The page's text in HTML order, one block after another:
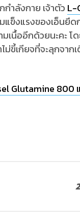
ำลังกาย เจ้าตัว L-
แข็งแรงของเอ็นยึ
เนื้ออีกด้วยนะคะ
ม่ขี้เกียจที่จะลุกจา
Glutamine 800